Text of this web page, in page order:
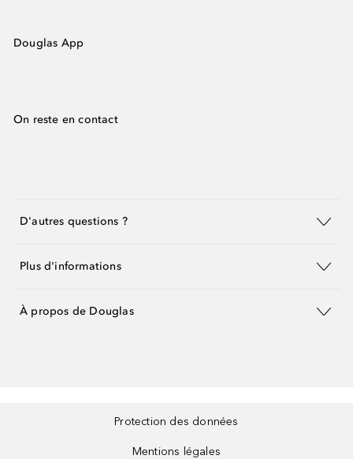
Douglas App
On reste en contact
D'autres questions ?
Plus d'informations
À propos de Douglas
Protection des données
Mentions légales